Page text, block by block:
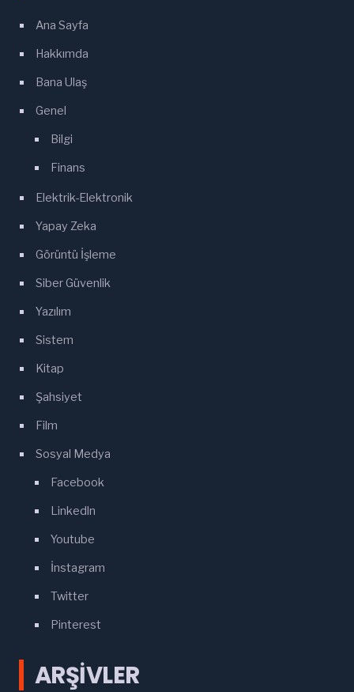
Ana Sayfa
Hakkımda
Bana Ulaş
Genel
Bilgi
Finans
Elektrik-Elektronik
Yapay Zeka
Görüntü İşleme
Siber Güvenlik
Yazılım
Sistem
Kitap
Şahsiyet
Film
Sosyal Medya
Facebook
Linkedln
Youtube
İnstagram
Twitter
Pinterest
ARŞIVLER